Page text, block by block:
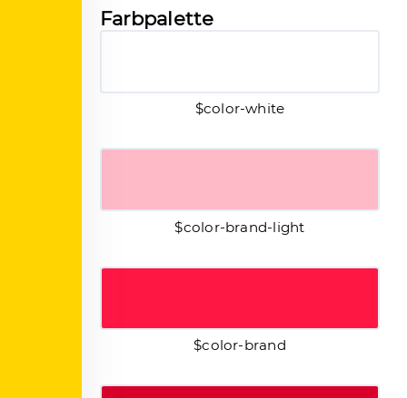
Farbpalette
$color-white
$color-brand-light
$color-brand